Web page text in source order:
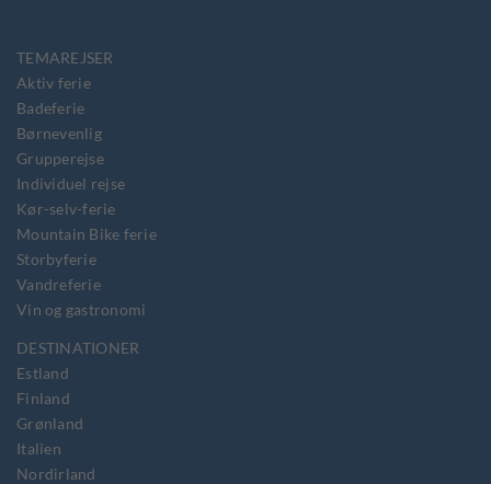
TEMAREJSER
Aktiv ferie
Badeferie
Børnevenlig
Grupperejse
Individuel rejse
Kør-selv-ferie
Mountain Bike ferie
Storbyferie
Vandreferie
Vin og gastronomi
DESTINATIONER
Estland
Finland
Grønland
Italien
Nordirland